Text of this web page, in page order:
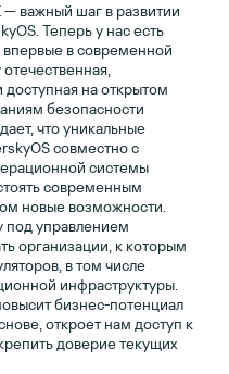
важный шаг в развитии
Теперь у нас есть
впервые в современной
доступная на открытом
безопасности
что уникальные
совместно с
системы
современным
новые возможности.
под управлением
организации, к которым
в том числе
инфраструктуры.
бизнес-потенциал
откроет нам доступ к
доверие текущих